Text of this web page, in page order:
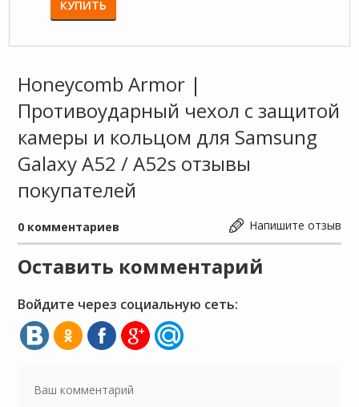
КУПИТЬ
Honeycomb Armor |
Противоударный чехол с защитой
камеры и кольцом для Samsung
Galaxy A52 / A52s отзывы
покупателей
Напишите отзыв
0 комментариев
Оставить комментарий
Войдите через социальную сеть: